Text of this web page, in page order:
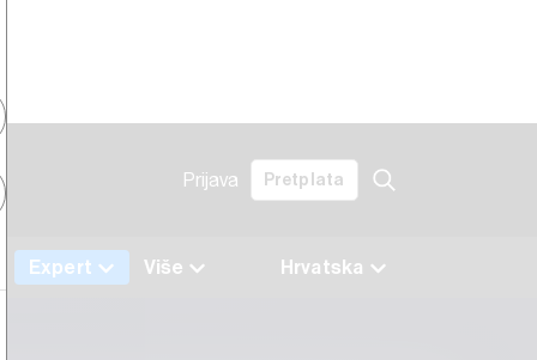
Prijava Pretplata
Hrvatska
Expert Više